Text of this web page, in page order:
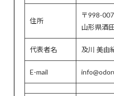
住所
〒998-
山形県酒
代表者名 及川 美由
E-mail